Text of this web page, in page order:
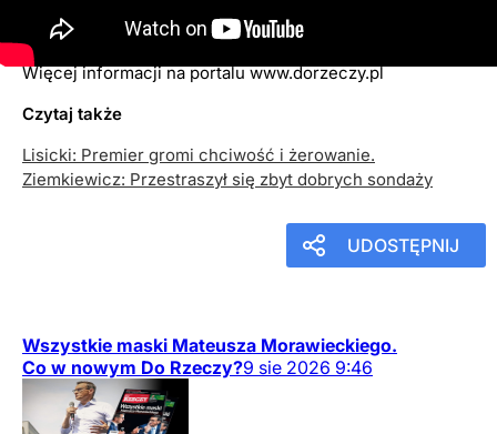
maja 2022 18:48
Więcej informacji na portalu www.dorzeczy.pl
Czytaj także
Lisicki: Premier gromi chciwość i żerowanie.
Ziemkiewicz: Przestraszył się zbyt dobrych sondaży
UDOSTĘPNIJ
Wszystkie maski Mateusza Morawieckiego.
Co w nowym Do Rzeczy?9 sie 2026 9:46